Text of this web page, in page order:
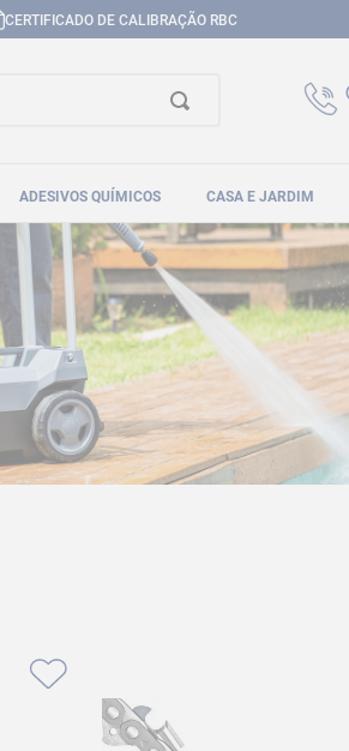
CERTIFICADO DE CALIBRAÇÃO RBC
ADESIVOS QUÍMICOS CASA E JARDIM